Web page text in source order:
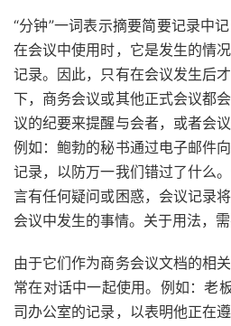
“分钟”一词表示摘要简要记录中
在会议中使用时，它是发生的情
记录。因此，只有在会议发生后
下，商务会议或其他正式会议都
议的纪要来提醒与会者，或者会
例如：鲍勃的秘书通过电子邮件
记录，以防万一我们错过了什么
言有任何疑问或困惑，会议记录
会议中发生的事情。关于用法，需
由于它们作为商务会议文档的相
常在对话中一起使用。例如：老
司办公室的记录，以表明他正在